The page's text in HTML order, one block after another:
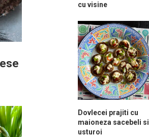
cu visine
Dovlecei prajiti cu
maioneza sacebeli si
usturoi